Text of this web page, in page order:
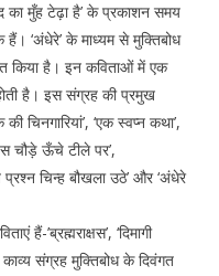
का मुँह टेढ़ा है’ के प्रकाशन समय
‘अंधेरे’ के माध्यम से मुक्तिबोध
किया है। इन कविताओं में एक
है। इस संग्रह की प्रमुख
चिनगारियां’, ‘एक स्वप्न कथा’,
चौड़े ऊँचे टीले पर’,
चिन्ह बौखला उठे’ और ‘अंधेरे
हैं-’ब्रह्मराक्षस’, ‘दिमागी
संग्रह मुक्तिबोध के दिवंगत